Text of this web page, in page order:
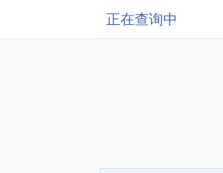
正在查询中